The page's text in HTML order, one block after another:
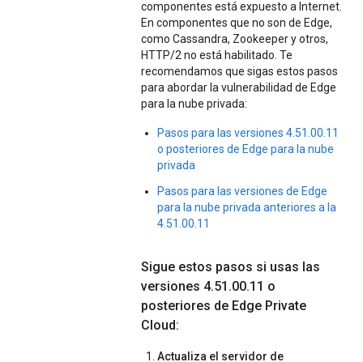
componentes está expuesto a Internet.
En componentes que no son de Edge,
como Cassandra, Zookeeper y otros,
HTTP/2 no está habilitado. Te
recomendamos que sigas estos pasos
para abordar la vulnerabilidad de Edge
para la nube privada:
Pasos para las versiones 4.51.00.11
o posteriores de Edge para la nube
privada
Pasos para las versiones de Edge
para la nube privada anteriores a la
4.51.00.11
Sigue estos pasos si usas las
versiones 4.51 .00.11 o
posteriores de Edge Private
Cloud:
Actualiza el servidor de